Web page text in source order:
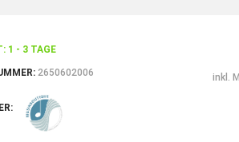
1 - 3 TAGE
2650602006 inkl.